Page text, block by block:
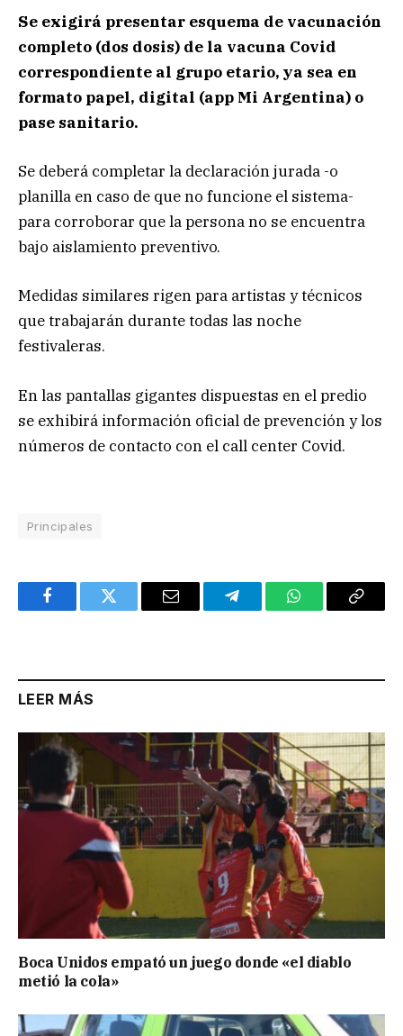
Se exigirá presentar esquema de vacunación
completo (dos dosis) de la vacuna Covid
correspondiente al grupo etario, ya sea en
formato papel, digital (app Mi Argentina) o
pase sanitario.
Se deberá completar la declaración jurada -o
planilla en caso de que no funcione el sistema-
para corroborar que la persona no se encuentra
bajo aislamiento preventivo.
Medidas similares rigen para artistas y técnicos
que trabajarán durante todas las noche
festivaleras.
En las pantallas gigantes dispuestas en el predio
se exhibirá información oficial de prevención y los
números de contacto con el call center Covid.
Principales
FacebookTwitter Email TelegramWhatsAppCopy
LEER MÁS
Boca Unidos empató un juego donde «el diablo
metió la cola»